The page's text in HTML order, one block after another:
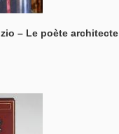
– Le poète architecte